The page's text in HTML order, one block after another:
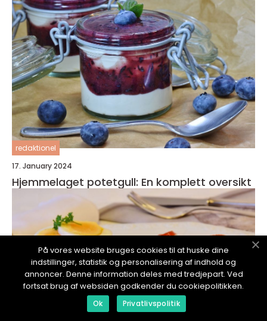
redaktionel
17. January 2024
Hjemmelaget potetgull: En komplett oversikt
På vores website bruges cookies til at huske dine
indstillinger, statistik og personalisering af indhold og
annoncer. Denne information deles med tredjepart. Ved
fortsat brug af websiden godkender du cookiepolitikken.
Ok Privatlivspolitik